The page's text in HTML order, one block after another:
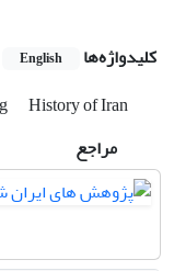
کلیدواژه‌ها English
History of Iran
مراجع